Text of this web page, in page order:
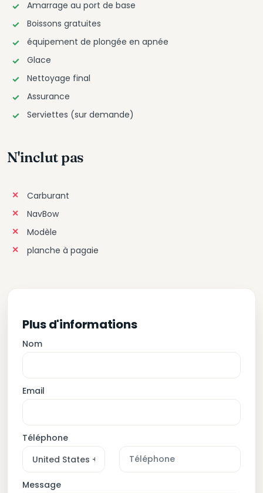
Amarrage au port de base
Boissons gratuites
équipement de plongée en apnée
Glace
Nettoyage final
Assurance
Serviettes (sur demande)
N'inclut pas
Carburant
NavBow
Modèle
planche à pagaie
Plus d'informations
Nom
Email
Téléphone
Message